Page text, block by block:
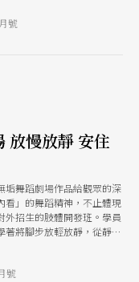
步行，則與日本傳統的身
指出，《觀》的屬性曖
號
放慢放靜 安住
垢舞蹈劇場作品給觀眾的深
看」的舞蹈精神，不止體現
外招生的肢體開發班。學員
著將腳步放輕放靜，從靜坐
外，由外而內，一心專注
卸淨，每一個細微的動
號